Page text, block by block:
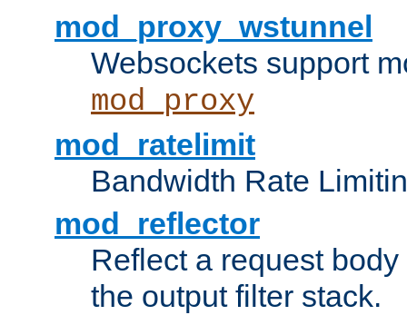
mod_proxy_wstunnel
Websockets support
mod_proxy
mod_ratelimit
Bandwidth Rate
mod_reflector
Reflect a request
the output filter stack.